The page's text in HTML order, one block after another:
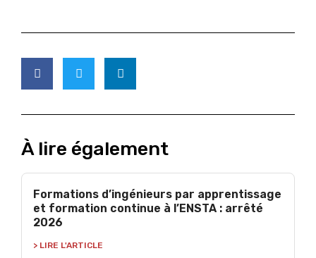
À lire également
Formations d’ingénieurs par apprentissage
et formation continue à l’ENSTA : arrêté
2026
> LIRE L'ARTICLE